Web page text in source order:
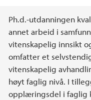
Hovedinnhold
Ph.d.-utdanningen
annet arbeid i
vitenskapelig innsikt
omfatter et
vitenskapelig
høyt faglig nivå. I
opplæringsdel i faglig